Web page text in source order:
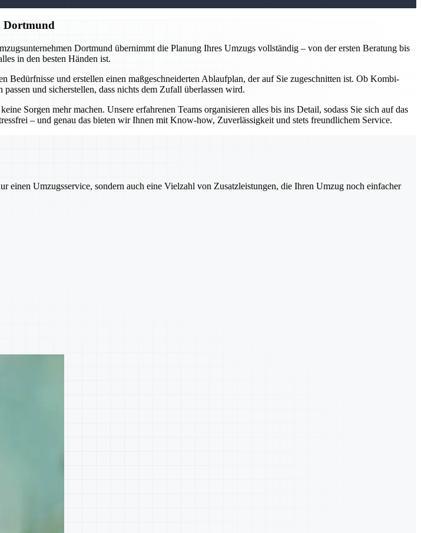
Dortmund
Dortmund übernimmt die Planung Ihres Umzugs vollständig – von der ersten Beratung bis
in den besten Händen ist.
und erstellen einen maßgeschneiderten Ablaufplan, der auf Sie zugeschnitten ist. Ob Kombi-
und sicherstellen, dass nichts dem Zufall überlassen wird.
Sorgen mehr machen. Unsere erfahrenen Teams organisieren alles bis ins Detail, sodass Sie sich auf das
– und genau das bieten wir Ihnen mit Know-how, Zuverlässigkeit und stets freundlichem Service.
Umzugsservice, sondern auch eine Vielzahl von Zusatzleistungen, die Ihren Umzug noch einfacher